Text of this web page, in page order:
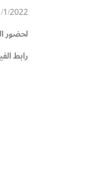
2022
لحضور
رابط